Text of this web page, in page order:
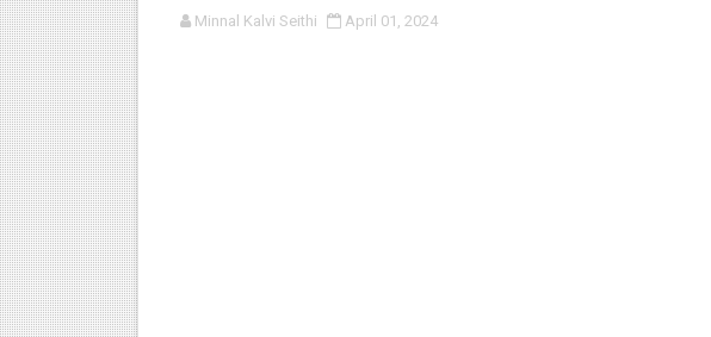
குழந்தைகள் பாதுகாப்பு அலகில் வேலை வாய்ப்பு ( டிச 18 )
Minnal Kalvi Seithi April 01, 2024